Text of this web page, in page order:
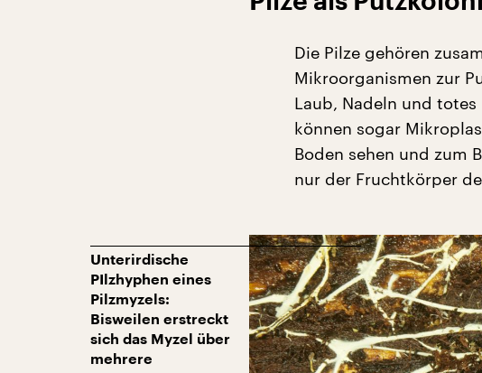
Die Pilze gehören
Mikroorganismen zur
Laub, Nadeln und
können sogar
Boden sehen und zum
nur der Fruchtkörper
Unterirdische
PIlzhyphen eines
Pilzmyzels:
Bisweilen erstreckt
sich das Myzel über
mehrere